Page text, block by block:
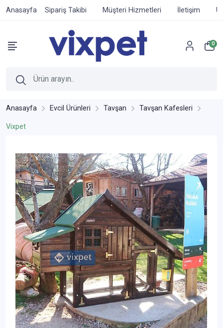
Anasayfa Sipariş Takibi Müşteri Hizmetleri İletişim
0
Anasayfa Evcil Ürünleri Tavşan Tavşan Kafesleri
Vixpet